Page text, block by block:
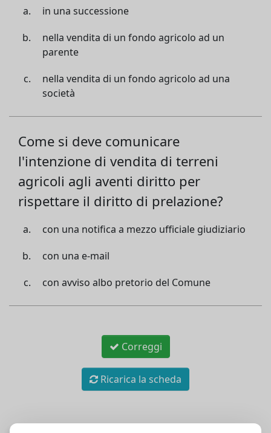
in una successione
nella vendita di un fondo agricolo ad un
parente
nella vendita di un fondo agricolo ad una
società
Come si deve comunicare
l'intenzione di vendita di terreni
agricoli agli aventi diritto per
rispettare il diritto di prelazione?
con una notifica a mezzo ufficiale giudiziario
con una e-mail
con avviso albo pretorio del Comune
Correggi
Ricarica la scheda